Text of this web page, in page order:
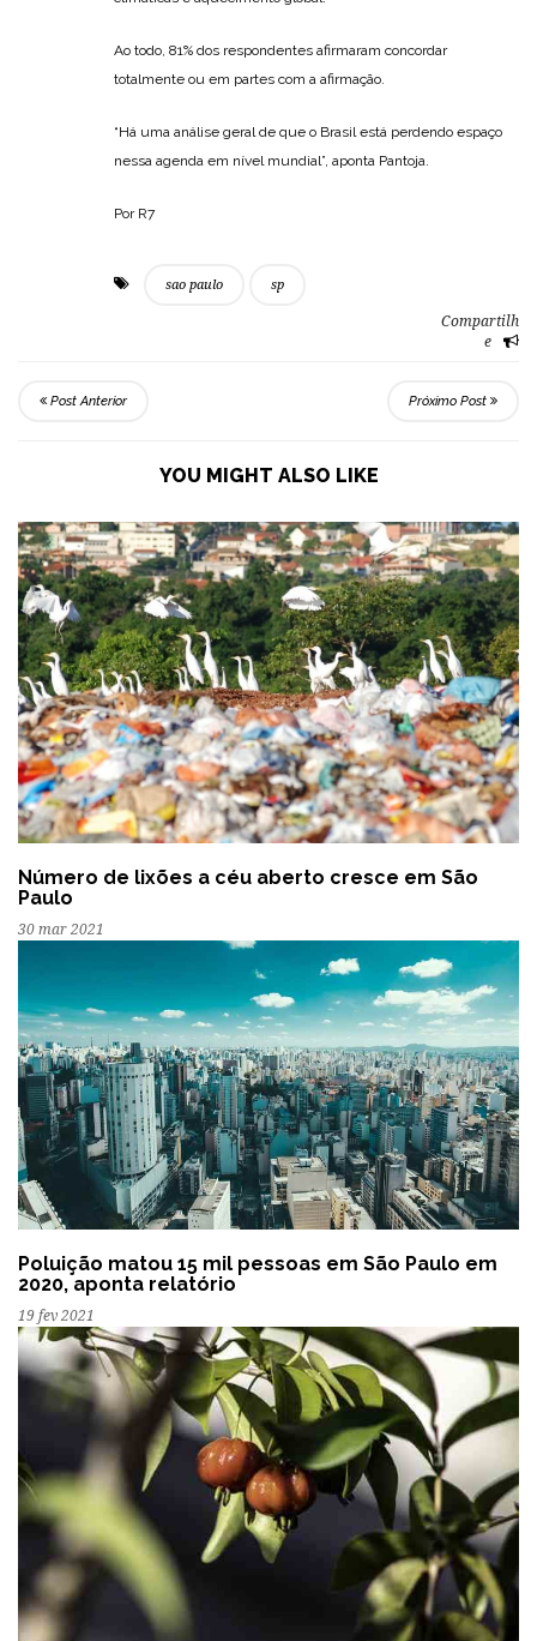
Ao todo, 81% dos respondentes afirmaram concordar
totalmente ou em partes com a afirmação.
“Há uma análise geral de que o Brasil está perdendo espaço
nessa agenda em nível mundial”, aponta Pantoja.
Por R7
sao paulo sp
Compartilh
e
Post Anterior Próximo Post
YOU MIGHT ALSO LIKE
Número de lixões a céu aberto cresce em São
Paulo
30 mar 2021
Poluição matou 15 mil pessoas em São Paulo em
2020, aponta relatório
19 fev 2021